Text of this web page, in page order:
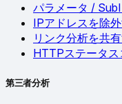
パラメータ /
IPアドレスを除
リンク分析を共
HTTPステータス
第三者分析